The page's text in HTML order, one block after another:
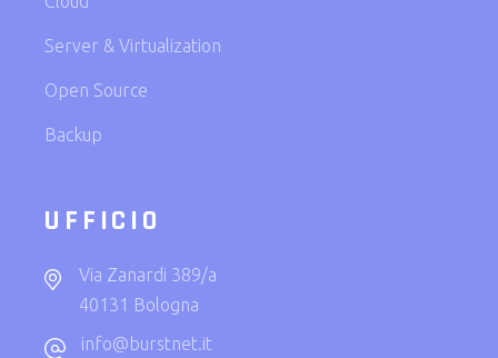
Server & Virtualization
Open Source
Backup
UFFICIO
Via Zanardi 389/a
40131 Bologna
info@burstnet.it